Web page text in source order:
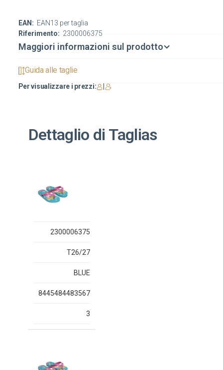
Riferimento: 2300006375
EAN: EAN13 per taglia
Maggiori informazioni sul prodotto
Guida alle taglie
Per visualizzare i prezzi:
Dettaglio di Taglias
2300006375
T26/27
BLUE
8445484483567
3